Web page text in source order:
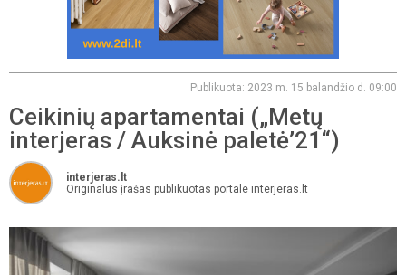
Publikuota: 2023 m. 15 balandžio d. 09:00
Ceikinių apartamentai („Metų
interjeras / Auksinė paletė’21“)
interjeras.lt
Originalus įrašas publikuotas portale interjeras.lt